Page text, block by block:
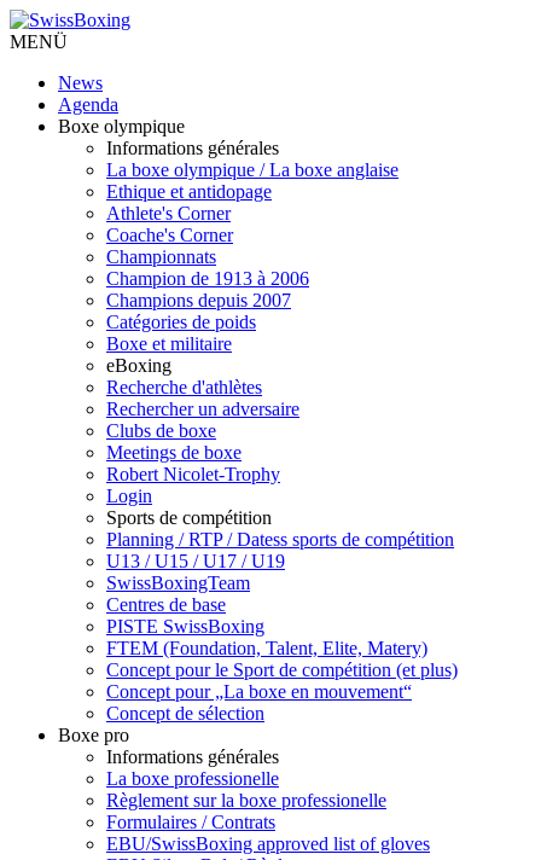
MENÜ
News
Agenda
Boxe olympique
Informations générales
La boxe olympique / La boxe anglaise
Ethique et antidopage
Athlete's Corner
Coache's Corner
Championnats
Champion de 1913 à 2006
Champions depuis 2007
Catégories de poids
Boxe et militaire
eBoxing
Recherche d'athlètes
Rechercher un adversaire
Clubs de boxe
Meetings de boxe
Robert Nicolet-Trophy
Login
Sports de compétition
Planning / RTP / Datess sports de compétition
U13 / U15 / U17 / U19
SwissBoxingTeam
Centres de base
PISTE SwissBoxing
FTEM (Foundation, Talent, Elite, Matery)
Concept pour le Sport de compétition (et plus)
Concept pour „La boxe en mouvement“
Concept de sélection
Boxe pro
Informations générales
La boxe professionelle
Règlement sur la boxe professionelle
Formulaires / Contrats
EBU/SwissBoxing approved list of gloves